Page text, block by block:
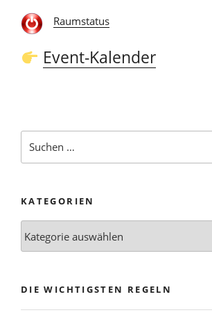
Raumstatus
Event-Kalender
nach:
KATEGORIEN
DIE WICHTIGSTEN REGELN